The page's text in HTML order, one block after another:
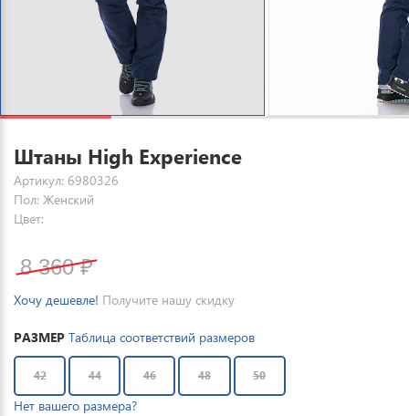
Штаны High Experience
Артикул: 6980326
Пол: Женский
Цвет:
8 360₽
Хочу дешевле! Получите нашу скидку
РАЗМЕР Таблица соответствий размеров
42 44 46 48 50
Нет вашего размера?